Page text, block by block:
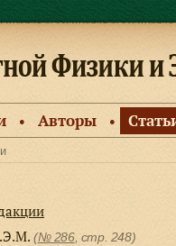
● Авторы ●
(№ 286, стр. 248)